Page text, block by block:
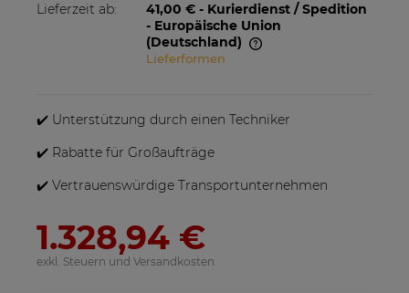
Lieferzeit ab: 41,00 € - Kurierdienst / Spedition
- Europäische Union
(Deutschland)
Im Preis sind etwaige Zahlungskosten nicht
Lieferformen
✔️ Unterstützung durch einen Techniker
✔️ Rabatte für Großaufträge
✔️ Vertrauenswürdige Transportunternehmen
1.328,94 €
exkl. Steuern und Versandkosten